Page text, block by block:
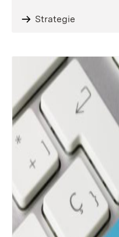
Strategie